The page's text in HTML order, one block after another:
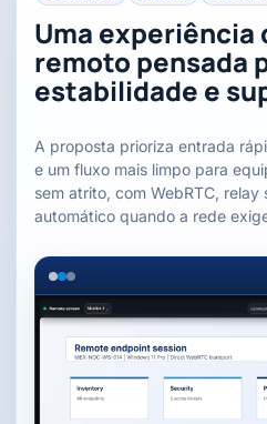
Uma experiência
remoto pensada
estabilidade e
A proposta prioriza entrada
e um fluxo mais limpo para
sem atrito, com WebRTC, relay
automático quando a rede